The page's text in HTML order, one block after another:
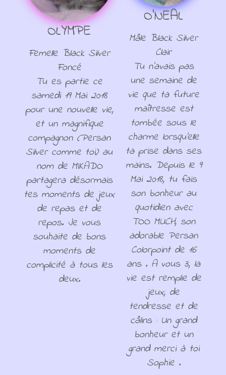
OLYMPE
Femelle Black Silver
Foncé
Tu es partie ce
samedi 19 Mai 2018
pour une nouvelle vie,
et un magnifique
compagnon (Persan
Silver comme toi) au
nom de MIKADO
partagera désormais
tes moments de jeux
de repas et de
repos. Je vous
souhaite de bons
moments de
complicité à tous les
deux.
O'NEAL
Mâle Black Silver
Clair
Tu n'avais pas
une semaine de
vie que ta future
maîtresse est
tombée sous le
charme lorsqu'elle
ta prise dans ses
mains. Depuis le 9
Mai 2018, tu fais
son bonheur au
quotidien avec
TOO MUCH, son
adorable Persan
Colorpoint de 16
ans . A vous 3, la
vie est remplie de
jeux, de
tendresse et de
câlins : Un grand
bonheur et un
grand merci à toi
Sophie .